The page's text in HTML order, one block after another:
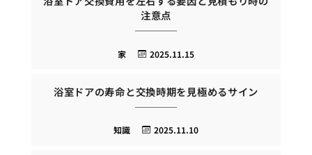
注意点
2025.11.15
家
浴室ドアの寿命と交換時期を見極めるサイン
2025.11.10
知識